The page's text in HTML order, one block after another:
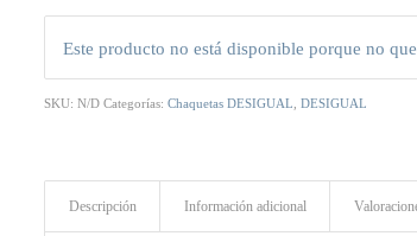
Este producto no está disponible porque no
SKU:N/D Categorías:Chaquetas DESIGUAL ,DESIGUAL
Descripción Información adicional